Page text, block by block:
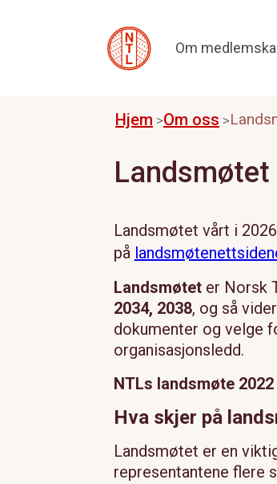
Om
Hjem Om oss
Landsmøtet
Landsmøtet vårt i
på
Landsmøteter Norsk
2034, 2038, og så
dokumenter og velge
organisasjonsledd.
NTLs landsmøte 2022
Hva skjer på
Landsmøtet er en
representantene flere